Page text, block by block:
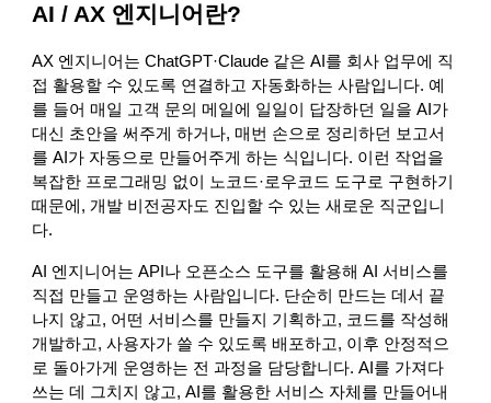
AI / AX 엔지니어란?
AX 엔지니어는 ChatGPT·Claude 같은 AI를 회사 업무에 직
접 활용할 수 있도록 연결하고 자동화하는 사람입니다. 예
를 들어 매일 고객 문의 메일에 일일이 답장하던 일을 AI가
대신 초안을 써주게 하거나, 매번 손으로 정리하던 보고서
를 AI가 자동으로 만들어주게 하는 식입니다. 이런 작업을
복잡한 프로그래밍 없이 노코드·로우코드 도구로 구현하기
때문에, 개발 비전공자도 진입할 수 있는 새로운 직군입니
다.
AI 엔지니어는 API나 오픈소스 도구를 활용해 AI 서비스를
직접 만들고 운영하는 사람입니다. 단순히 만드는 데서 끝
나지 않고, 어떤 서비스를 만들지 기획하고, 코드를 작성해
개발하고, 사용자가 쓸 수 있도록 배포하고, 이후 안정적으
로 돌아가게 운영하는 전 과정을 담당합니다. AI를 가져다
쓰는 데 그치지 않고, AI를 활용한 서비스 자체를 만들어내